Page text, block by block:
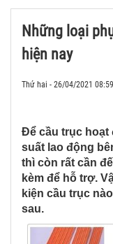
Những loại
hiện nay
Thứ hai - 26/04/2021 08:59
Để cầu trục hoạt
suất lao động
thì còn rất cần
kèm để hỗ trợ.
kiện cầu trục
sau.